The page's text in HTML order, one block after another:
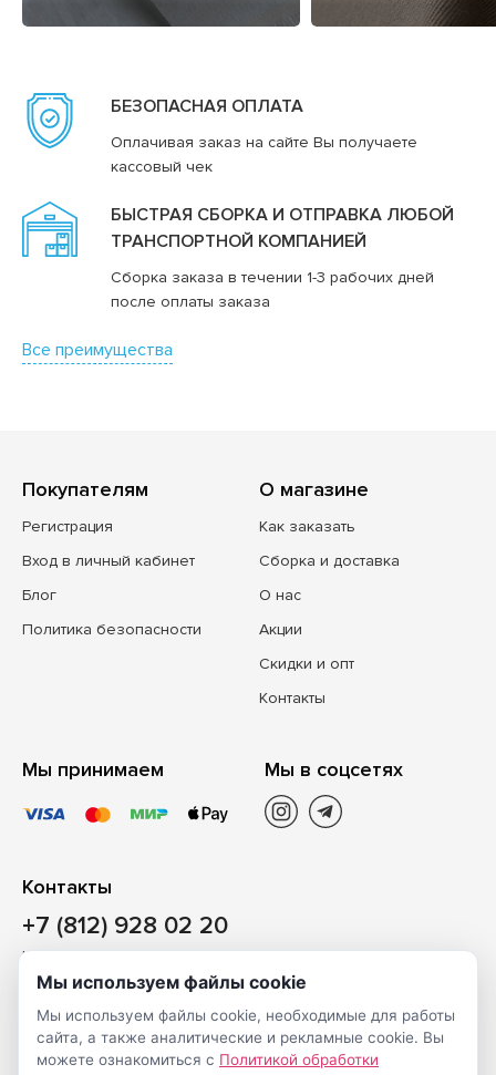
БЕЗОПАСНАЯ ОПЛАТА
Оплачивая заказ на сайте Вы получаете
кассовый чек
БЫСТРАЯ СБОРКА И ОТПРАВКА ЛЮБОЙ
ТРАНСПОРТНОЙ КОМПАНИЕЙ
Сборка заказа в течении 1-3 рабочих дней
после оплаты заказа
Все преимущества
Покупателям
Регистрация
Вход в личный кабинет
Блог
Политика безопасности
О магазине
Как заказать
Сборка и доставка
О нас
Акции
Скидки и опт
Контакты
Мы принимаем Мы в соцсетях
Контакты
+7 (812) 928 02 20
Наш магазин
Санкт-Петербург, ул. Ворошилова, д. 2, Литер «Р» (БЦ
«Сигнал»), 3 этаж, пом. 2
На карте
Мы используем файлы cookie
Мы используем файлы cookie, необходимые для работы
сайта, а также аналитические и рекламные cookie. Вы
можете ознакомиться с Политикой обработки